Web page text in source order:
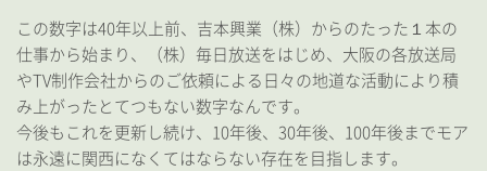
この数字は40年以上前、吉本興業（株）からのたった１本の
仕事から始まり、（株）毎日放送をはじめ、大阪の各放送局
やTV制作会社からのご依頼による日々の地道な活動により積
み上がったとてつもない数字なんです。
今後もこれを更新し続け、10年後、30年後、100年後までモア
は永遠に関西になくてはならない存在を目指します。